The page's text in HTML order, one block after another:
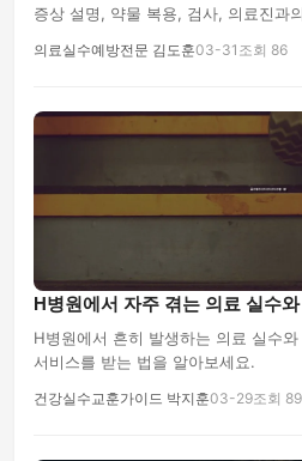
증상 설명, 약물 복용, 검사, 의료진과
의료실수예방전문 김도훈03-31 조회 86
H병원에서 자주 겪는 의료 실수
H병원에서 흔히 발생하는 의료 실수
서비스를 받는 법을 알아보세요.
건강실수교훈가이드 박지훈03-29조회 89